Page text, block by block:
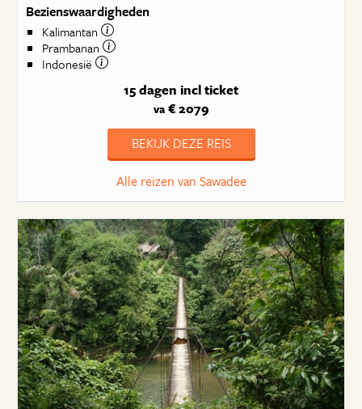
Bezienswaardigheden
Kalimantan
Prambanan
Indonesië
15 dagen incl ticket
va€ 2079
BEKIJK DEZE REIS
Alle reizen van Sawadee